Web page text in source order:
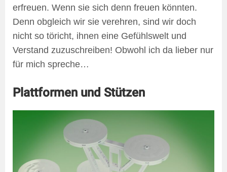
erfreuen. Wenn sie sich denn freuen könnten.
Denn obgleich wir sie verehren, sind wir doch
nicht so töricht, ihnen eine Gefühlswelt und
Verstand zuzuschreiben! Obwohl ich da lieber nur
für mich spreche…
Plattformen und Stützen